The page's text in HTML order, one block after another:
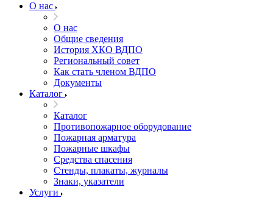
О нас
О нас
Общие сведения
История ХКО ВДПО
Региональный совет
Как стать членом ВДПО
Документы
Каталог
Каталог
Противопожарное оборудование
Пожарная арматура
Пожарные шкафы
Средства спасения
Стенды, плакаты, журналы
Знаки, указатели
Услуги